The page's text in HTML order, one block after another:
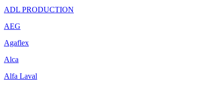
ADL PRODUCTION
AEG
Agaflex
Alca
Alfa Laval